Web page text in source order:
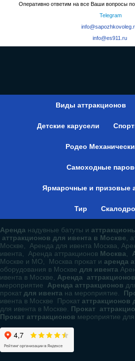
Оперативно ответим на все Ваши вопросы
Telegram
info@es911.ru
Виды аттракционов
Детские карусели
Родео
Самоходные
Ярмарочные и призовые
Тир
Аренда надувные батуты и
аттракционов для ивента в Москве,
Москве, Аренда для ивента Москва,
ивента, Аренда аттракционов Москва,
Москве и МО, Москва прокат и аренда
оборудования в Москве для ивента
ивента в Москве, Аренда
мероприятие Аренда аттракционов
прокат для ивента на мероприятие.
ивента в Москве Прокат аттракционов
для ивента в Москве. Прокат
Прокат аттракционов мероприятие